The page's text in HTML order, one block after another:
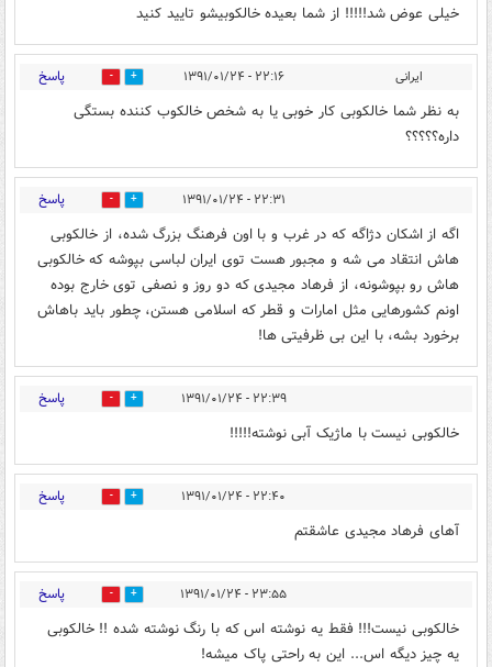
خیلی عوض شد!!!!! از شما بعیده خالکوبیشو تایید کنید
ایرانی ۲۲:۱۶ - ۱۳۹۱/۰۱/۲۴ 0 پاسخ
به نظر شما خالکوبی کار خوبی یا به شخص خالکوب کننده بستگی
داره؟؟؟؟؟
۲۲:۳۱ - ۱۳۹۱/۰۱/۲۴ 0 پاسخ
اگه از اشکان دژاگه که در غرب و با اون فرهنگ بزرگ شده، از خالکوبی
هاش انتقاد می شه و مجبور هست توی ایران لباسی بپوشه که خالکوبی
هاش رو بپوشونه، از فرهاد مجیدی که دو روز و نصفی توی خارج بوده
اونم کشورهایی مثل امارات و قطر که اسلامی هستن، چطور باید باهاش
برخورد بشه، با این بی ظرفیتی ها!
۲۲:۳۹ - ۱۳۹۱/۰۱/۲۴ 0 پاسخ
خالکوبی نیست با ماژیک آبی نوشته!!!!!
۲۲:۴۰ - ۱۳۹۱/۰۱/۲۴ 0 پاسخ
آهای فرهاد مجیدی عاشقتم
۲۳:۵۵ - ۱۳۹۱/۰۱/۲۴ 1 پاسخ
خالکوبی نیست!!! فقط یه نوشته اس که با رنگ نوشته شده !! خالکوبی
یه چیز دیگه اس... این به راحتی پاک میشه!